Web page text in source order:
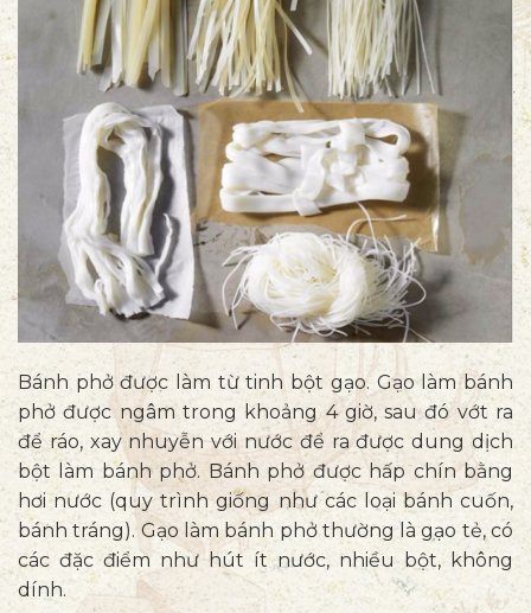
Bánh phở được làm từ tinh bột gạo. Gạo làm bánh
phở được ngâm trong khoảng 4 giờ, sau đó vớt ra
để ráo, xay nhuyễn với nước để ra được dung dịch
bột làm bánh phở. Bánh phở được hấp chín bằng
hơi nước (quy trình giống như các loại bánh cuốn,
bánh tráng). Gạo làm bánh phở thường là gạo tẻ, có
các đặc điểm như hút ít nước, nhiều bột, không
dính.